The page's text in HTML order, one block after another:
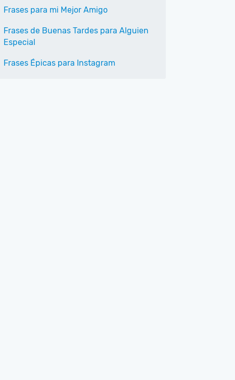
Frases para mi Mejor Amigo
Frases de Buenas Tardes para Alguien
Especial
Frases Épicas para Instagram